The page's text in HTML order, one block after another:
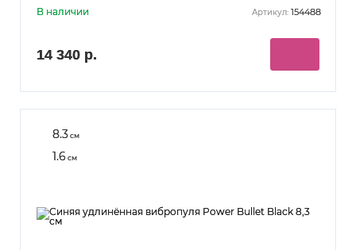
В наличии Артикул: 154488
14 340 р.
8.3см
1.6 см